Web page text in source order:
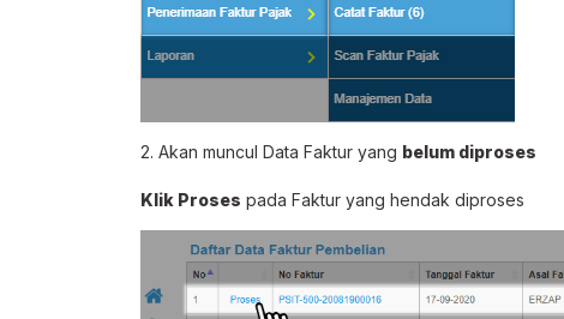
2. Akan muncul Data Faktur yang belum diproses
Klik Proses pada Faktur yang hendak diproses